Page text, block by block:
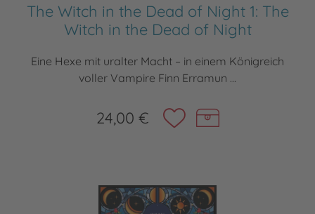
The Witch in the Dead of Night 1: The
Witch in the Dead of Night
Eine Hexe mit uralter Macht – in einem Königreich
voller Vampire Finn Erramun ...
24,00 €